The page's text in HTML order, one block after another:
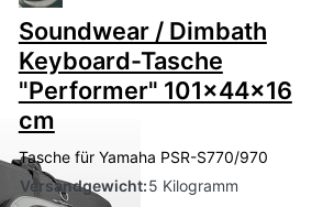
Soundwear / Dimbath
Keyboard-Tasche
"Performer" 101x44x16
cm
Tasche für Yamaha PSR-S770/970
Versandgewicht:5 Kilogramm